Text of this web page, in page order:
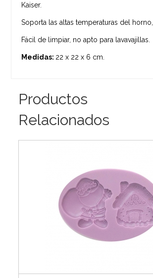
Kaiser.
Soporta las altas temperaturas del horno,
Fácil de limpiar, no apto para lavavajillas.
Medidas: 22 x 22 x 6 cm.
Productos
Relacionados